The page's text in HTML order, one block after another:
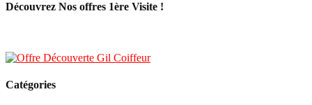
Découvrez Nos offres 1ère Visite !
Catégories